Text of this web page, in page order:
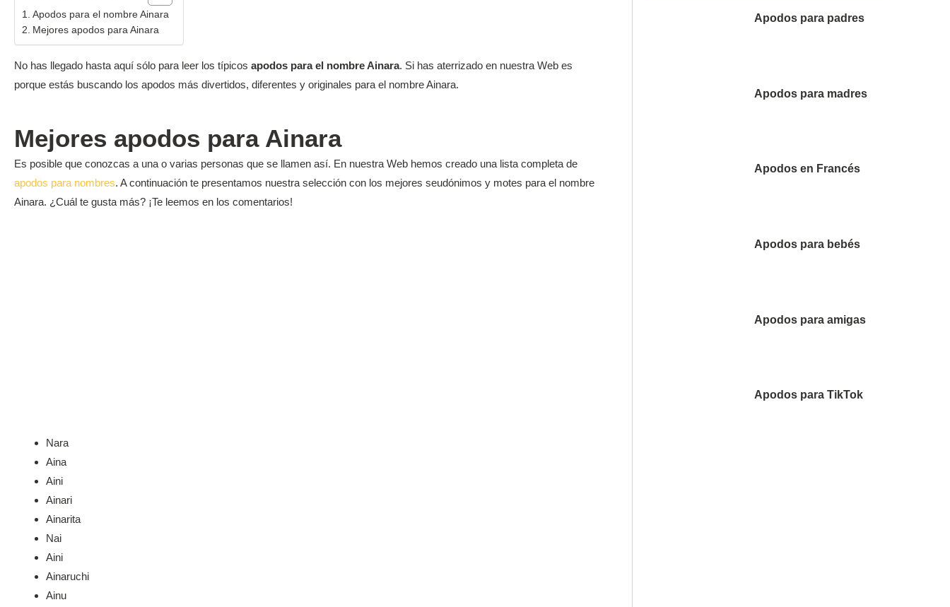
Apodos para el nombre Ainara
Mejores apodos para Ainara
No has llegado hasta aquí sólo para leer los típicos apodos para el nombre Ainara. Si has aterrizado en nuestra Web es
porque estás buscando los apodos más divertidos, diferentes y originales para el nombre Ainara.
Mejores apodos para Ainara
Es posible que conozcas a una o varias personas que se llamen así. En nuestra Web hemos creado una lista completa de
apodos para nombres. A continuación te presentamos nuestra selección con los mejores seudónimos y motes para el nombre
Ainara. ¿Cuál te gusta más? ¡Te leemos en los comentarios!
Nara
Aina
Aini
Ainari
Ainarita
Nai
Aini
Ainaruchi
Ainu
Apodos para padres
Apodos para madres
Apodos en Francés
Apodos para bebés
Apodos para amigas
Apodos para TikTok